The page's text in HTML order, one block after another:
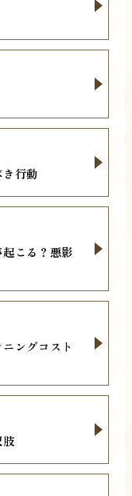
行動
こる？悪影
ングコスト